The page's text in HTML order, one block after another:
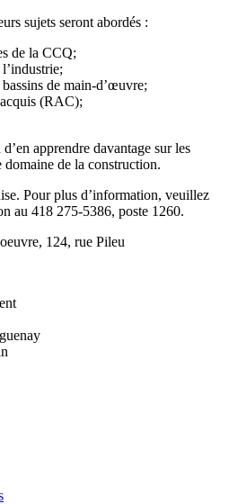
sujets seront abordés :
de la CCQ;
de main-d’œuvre;
(RAC);
apprendre davantage sur les
domaine de la construction.
Pour plus d’information, veuillez
au 418 275-5386, poste 1260.
124, rue Pileu